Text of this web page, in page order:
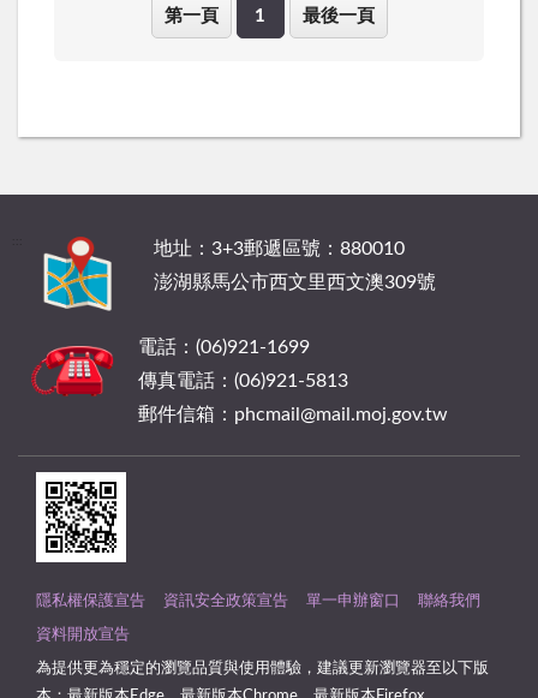
第一頁 1 最後一頁
地址：3+3郵遞區號：880010
澎湖縣馬公市西文里西文澳309號
電話：(06)921-1699
傳真電話：(06)921-5813
郵件信箱：phcmail@mail.moj.gov.tw
隱私權保護宣告 資訊安全政策宣告 單一申辦窗口 聯絡我們
資料開放宣告
為提供更為穩定的瀏覽品質與使用體驗，建議更新瀏覽器至以下版